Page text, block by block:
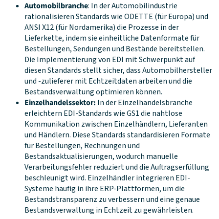
Automobilbranche: In der Automobilindustrie
rationalisieren Standards wie ODETTE (für Europa) und
ANSI X12 (für Nordamerika) die Prozesse in der
Lieferkette, indem sie einheitliche Datenformate für
Bestellungen, Sendungen und Bestände bereitstellen.
Die Implementierung von EDI mit Schwerpunkt auf
diesen Standards stellt sicher, dass Automobilhersteller
und -zulieferer mit Echtzeitdaten arbeiten und die
Bestandsverwaltung optimieren können.
Einzelhandelssektor: In der Einzelhandelsbranche
erleichtern EDI-Standards wie GS1 die nahtlose
Kommunikation zwischen Einzelhändlern, Lieferanten
und Händlern. Diese Standards standardisieren Formate
für Bestellungen, Rechnungen und
Bestandsaktualisierungen, wodurch manuelle
Verarbeitungsfehler reduziert und die Auftragserfüllung
beschleunigt wird. Einzelhändler integrieren EDI-
Systeme häufig in ihre ERP-Plattformen, um die
Bestandstransparenz zu verbessern und eine genaue
Bestandsverwaltung in Echtzeit zu gewährleisten.